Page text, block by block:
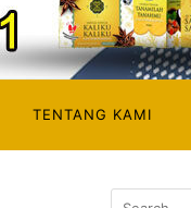
TENTANG KAMI
Search